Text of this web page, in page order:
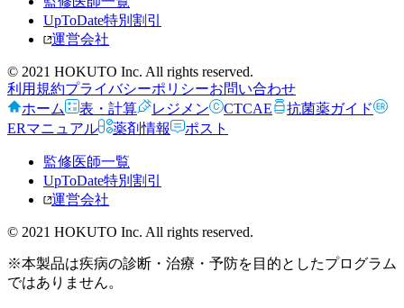
UpToDate特別割引
運営会社
© 2021 HOKUTO Inc. All rights reserved.
利用規約プライバシーポリシーお問い合わせ
ホーム
表・計算 レジメン CTCAE
抗菌薬ガイド
ERマニュアル
薬剤情報 ポスト
監修医師一覧
UpToDate特別割引
運営会社
© 2021 HOKUTO Inc. All rights reserved.
※本製品は疾病の診断・治療・予防を目的としたプログラム
ではありません。